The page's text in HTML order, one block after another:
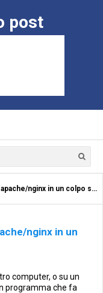
post
nginx in un colpo solo
nginx in un
computer, o su un
programma che fa